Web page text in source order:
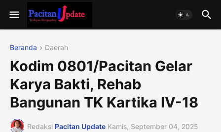
Beranda Daerah
Kodim 0801/Pacitan Gelar
Karya Bakti, Rehab
Bangunan TK Kartika IV-18
Redaksi Pacitan Update Kamis, September 04, 2025